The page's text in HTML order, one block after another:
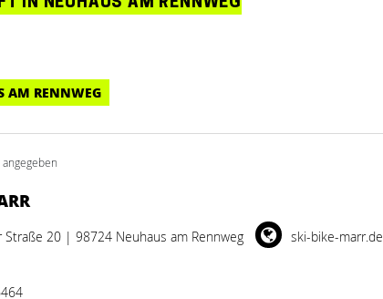
AM RENNWEG
Straße 20 | 98724 Neuhaus am Rennweg
ski-bike-marr.de